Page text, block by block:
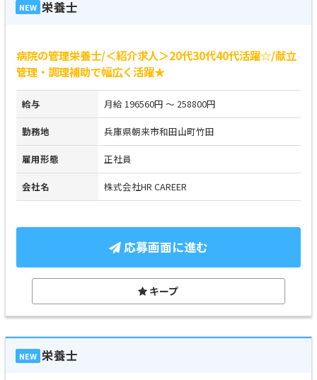
NEW 栄養士
病院の管理栄養士/＜紹介求人＞20代30代40代活躍☆/献立
管理・調理補助で幅広く活躍★
給与 月給 196560円 ～ 258800円
勤務地 兵庫県朝来市和田山町竹田
雇用形態 正社員
会社名 株式会社HR CAREER
応募画面に進む
キープ
NEW 栄養士